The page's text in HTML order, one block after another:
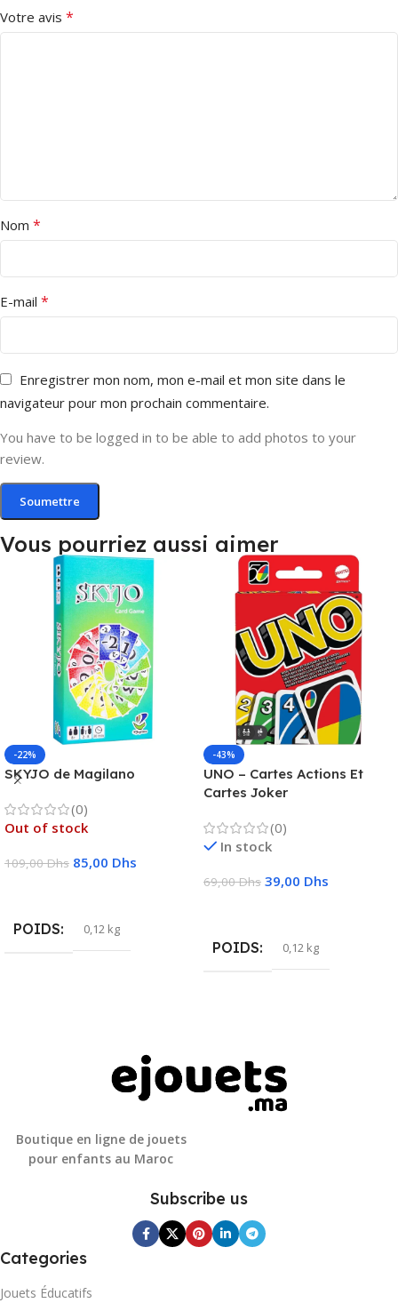
Votre avis *
Nom *
E-mail *
Enregistrer mon nom, mon e-mail et mon site dans le
navigateur pour mon prochain commentaire.
You have to be logged in to be able to add photos to your
review.
Vous pourriez aussi aimer
-22%
SKYJO de Magilano
(0)
Out of stock
109,00Dhs 85,00 Dhs
POIDS 0,12 kg
-43%
UNO – Cartes Actions Et
Cartes Joker
(0)
In stock
69,00Dhs 39,00 Dhs
POIDS 0,12 kg
Boutique en ligne de jouets
pour enfants au Maroc
Subscribe us
Categories
Jouets Éducatifs